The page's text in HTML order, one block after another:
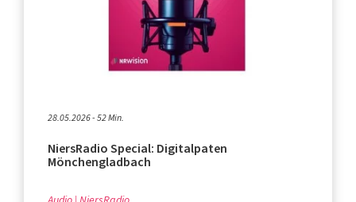
28.05.2026 - 52 Min.
NiersRadio Special: Digitalpaten
Mönchengladbach